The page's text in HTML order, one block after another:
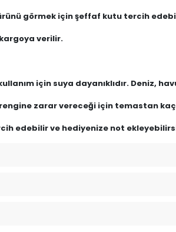
görmek için şeffaf kutu tercih
verilir.
için suya dayanıklıdır. Deniz,
zarar vereceği için temastan
edebilir ve hediyenize not